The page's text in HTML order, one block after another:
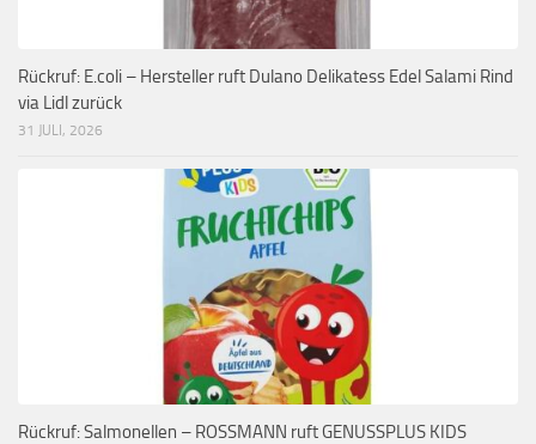
Rückruf: E.coli – Hersteller ruft Dulano Delikatess Edel Salami Rind
via Lidl zurück
31 JULI, 2026
Rückruf: Salmonellen – ROSSMANN ruft GENUSSPLUS KIDS